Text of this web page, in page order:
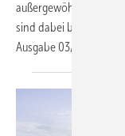
außergewöhnliche
sind dabei beweglich,
Ausgabe 03/22